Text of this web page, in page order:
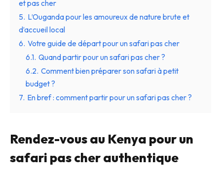
et pas cher
5. L’Ouganda pour les amoureux de nature brute et
d’accueil local
6. Votre guide de départ pour un safari pas cher
6.1. Quand partir pour un safari pas cher ?
6.2. Comment bien préparer son safari à petit
budget ?
7. En bref : comment partir pour un safari pas cher ?
Rendez-vous au Kenya pour un
safari pas cher authentique